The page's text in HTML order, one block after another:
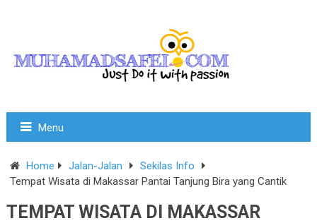
Menu
Home Jalan-Jalan
Sekilas Info
Tempat Wisata di Makassar Pantai Tanjung Bira yang Cantik
TEMPAT WISATA DI MAKASSAR